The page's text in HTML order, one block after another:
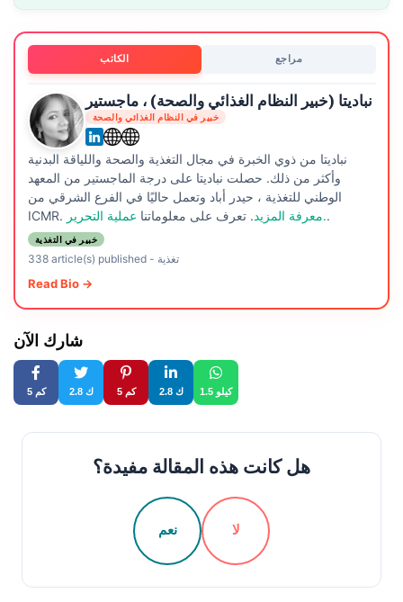
الكاتب مراجع
نباديتا (خبير النظام الغذائي والصحة) ، ماجستير
خبير في النظام الغذائي والصحة
نباديتا من ذوي الخبرة في مجال التغذية والصحة واللياقة البدنية
وأكثر من ذلك. حصلت نباديتا على درجة الماجستير من المعهد
الوطني للتغذية ، حيدر أباد وتعمل حاليًا في الفرع الشرقي من
ICMR.
معرفة المزيد. تعرف على معلوماتنا عملية التحرير..
خبير في التغذية
338 article(s) published- تغذية
Read Bio →
شارك الآن
5 كم 2.8 ك 5 كم 2.8 ك 1.5 كيلو
هل كانت هذه المقالة مفيدة؟
نعم لا